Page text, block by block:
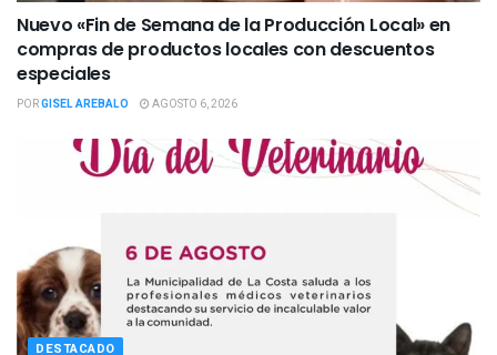
Nuevo «Fin de Semana de la Producción Local» en
compras de productos locales con descuentos
especiales
PORGISEL AREBALO AGOSTO 6, 2026
DESTACADO